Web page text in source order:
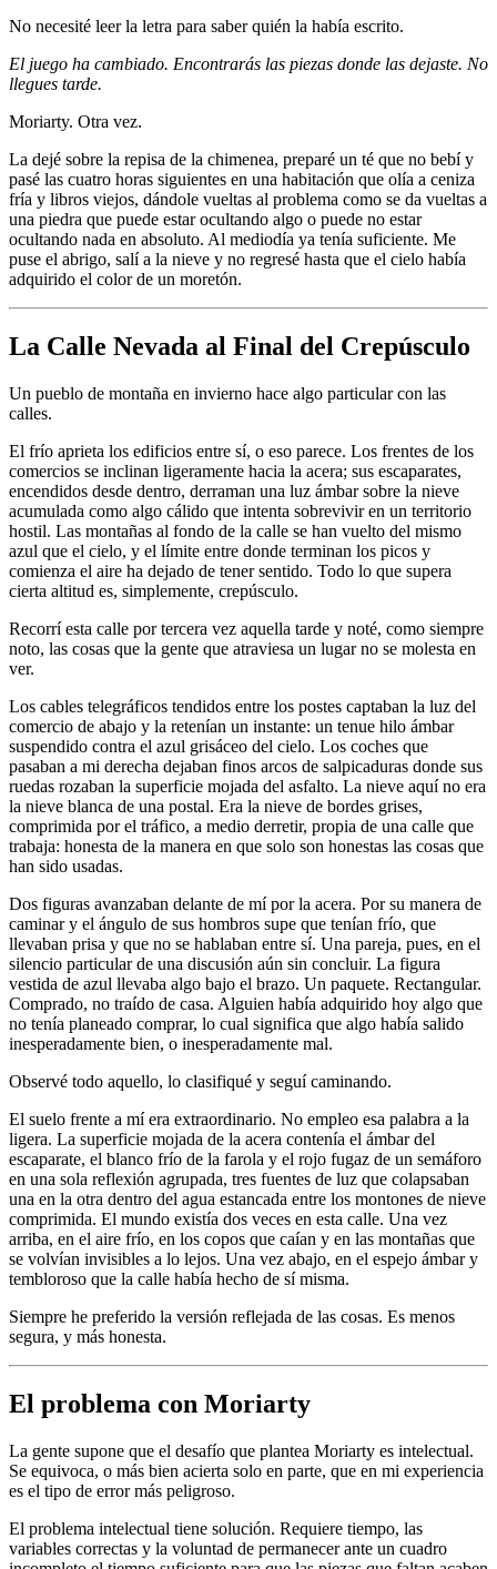
No necesité leer la letra para saber quién la había escrito.
El juego ha cambiado. Encontrarás las piezas donde las dejaste. No
llegues tarde.
Moriarty. Otra vez.
La dejé sobre la repisa de la chimenea, preparé un té que no bebí y
pasé las cuatro horas siguientes en una habitación que olía a ceniza
fría y libros viejos, dándole vueltas al problema como se da vueltas a
una piedra que puede estar ocultando algo o puede no estar
ocultando nada en absoluto. Al mediodía ya tenía suficiente. Me
puse el abrigo, salí a la nieve y no regresé hasta que el cielo había
adquirido el color de un moretón.
La Calle Nevada al Final del Crepúsculo
Un pueblo de montaña en invierno hace algo particular con las
calles.
El frío aprieta los edificios entre sí, o eso parece. Los frentes de los
comercios se inclinan ligeramente hacia la acera; sus escaparates,
encendidos desde dentro, derraman una luz ámbar sobre la nieve
acumulada como algo cálido que intenta sobrevivir en un territorio
hostil. Las montañas al fondo de la calle se han vuelto del mismo
azul que el cielo, y el límite entre donde terminan los picos y
comienza el aire ha dejado de tener sentido. Todo lo que supera
cierta altitud es, simplemente, crepúsculo.
Recorrí esta calle por tercera vez aquella tarde y noté, como siempre
noto, las cosas que la gente que atraviesa un lugar no se molesta en
ver.
Los cables telegráficos tendidos entre los postes captaban la luz del
comercio de abajo y la retenían un instante: un tenue hilo ámbar
suspendido contra el azul grisáceo del cielo. Los coches que
pasaban a mi derecha dejaban finos arcos de salpicaduras donde sus
ruedas rozaban la superficie mojada del asfalto. La nieve aquí no era
la nieve blanca de una postal. Era la nieve de bordes grises,
comprimida por el tráfico, a medio derretir, propia de una calle que
trabaja: honesta de la manera en que solo son honestas las cosas que
han sido usadas.
Dos figuras avanzaban delante de mí por la acera. Por su manera de
caminar y el ángulo de sus hombros supe que tenían frío, que
llevaban prisa y que no se hablaban entre sí. Una pareja, pues, en el
silencio particular de una discusión aún sin concluir. La figura
vestida de azul llevaba algo bajo el brazo. Un paquete. Rectangular.
Comprado, no traído de casa. Alguien había adquirido hoy algo que
no tenía planeado comprar, lo cual significa que algo había salido
inesperadamente bien, o inesperadamente mal.
Observé todo aquello, lo clasifiqué y seguí caminando.
El suelo frente a mí era extraordinario. No empleo esa palabra a la
ligera. La superficie mojada de la acera contenía el ámbar del
escaparate, el blanco frío de la farola y el rojo fugaz de un semáforo
en una sola reflexión agrupada, tres fuentes de luz que colapsaban
una en la otra dentro del agua estancada entre los montones de nieve
comprimida. El mundo existía dos veces en esta calle. Una vez
arriba, en el aire frío, en los copos que caían y en las montañas que
se volvían invisibles a lo lejos. Una vez abajo, en el espejo ámbar y
tembloroso que la calle había hecho de sí misma.
Siempre he preferido la versión reflejada de las cosas. Es menos
segura, y más honesta.
El problema con Moriarty
La gente supone que el desafío que plantea Moriarty es intelectual.
Se equivoca, o más bien acierta solo en parte, que en mi experiencia
es el tipo de error más peligroso.
El problema intelectual tiene solución. Requiere tiempo, las
variables correctas y la voluntad de permanecer ante un cuadro